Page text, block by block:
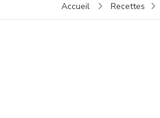
Accueil Recettes